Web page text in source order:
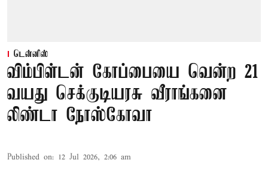
டென்னிஸ்
விம்பிள்டன் கோப்பையை வென்ற 21
வயது செக்குடியரசு வீராங்கனை
லிண்டா நோஸ்கோவா
Published on: 12 Jul 2026, 2:06 am